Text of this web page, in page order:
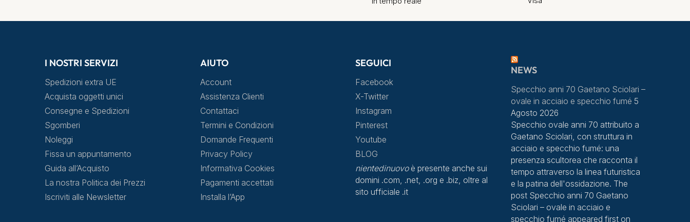
I NOSTRI SERVIZI
Spedizioni extra UE
Acquista oggetti unici
Consegne e Spedizioni
Sgomberi
Noleggi
Fissa un appuntamento
Guida all’Acquisto
La nostra Politica dei Prezzi
Iscriviti alle Newsletter
AIUTO
Account
Assistenza Clienti
Contattaci
Termini e Condizioni
Domande Frequenti
Privacy Policy
Informativa Cookies
Pagamenti accettati
Installa l’App
SEGUICI
Facebook
X-Twitter
Instagram
Pinterest
Youtube
BLOG
nientedinuovoè presente anche sui
domini .com, .net, .org e .biz, oltre al
sito ufficiale .it
NEWS
Specchio anni 70 Gaetano Sciolari –
ovale in acciaio e specchio fumé 5
Agosto 2026
Specchio ovale anni 70 attribuito a
Gaetano Sciolari, con struttura in
acciaio e specchio fumé: una
presenza scultorea che racconta il
tempo attraverso la linea futuristica
e la patina dell'ossidazione. The
post Specchio anni 70 Gaetano
Sciolari – ovale in acciaio e
specchio fumé appeared first on